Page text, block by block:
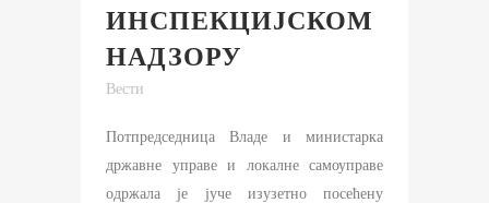
ИНСПЕКЦИЈСКОМ
НАДЗОРУ
Вести
Потпредседница Владе и министарка
државне управе и локалне самоуправе
одржала је јуче изузетно посећену